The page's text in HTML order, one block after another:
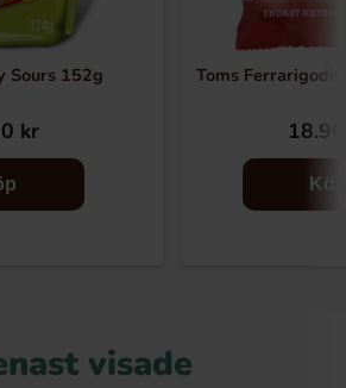
Sours 152g
kr
Toms
Köp
visade